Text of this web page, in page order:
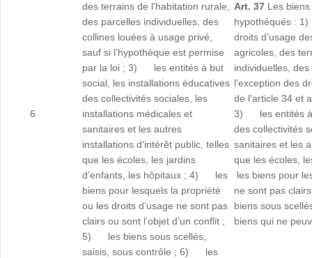
6
des terrains de l’habitation rurale,
des parcelles individuelles, des
collines louées à usage privé,
sauf si l’hypothèque est permise
par la loi ; 3) les entités à but
social, les installations éducatives
des collectivités sociales, les
installations médicales et
sanitaires et les autres
installations d’intérêt public, telles
que les écoles, les jardins
d’enfants, les hôpitaux ; 4) les
biens pour lesquels la propriété
ou les droits d’usage ne sont pas
clairs ou sont l’objet d’un conflit ;
5) les biens sous scellés,
saisis, sous contrôle ; 6) les
Art. 37 Les
hypothéqués :
droits d’usage
agricoles, des
individuelles,
l’exception des
de l’article 34 et
3) les entités à
des collectivités
sanitaires et les
que les écoles,
les biens pour
ne sont pas
biens sous
biens qui ne